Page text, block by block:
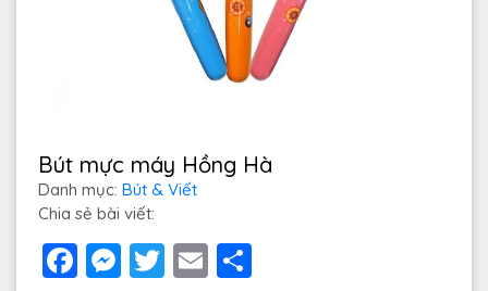
Bút mực máy Hồng Hà
Danh mục: Bút & Viết
Chia sẻ bài viết:
Facebook
Messenger
Twitter
Email